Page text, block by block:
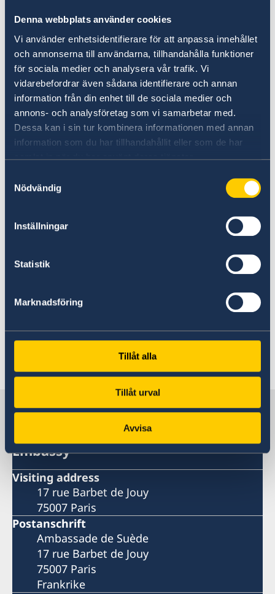
Denna webbplats använder cookies
Vi använder enhetsidentifierare för att anpassa innehållet
och annonserna till användarna, tillhandahålla funktioner
för sociala medier och analysera vår trafik. Vi
vidarebefordrar även sådana identifierare och annan
information från din enhet till de sociala medier och
annons- och analysföretag som vi samarbetar med.
Dessa kan i sin tur kombinera informationen med annan
information som du har tillhandahållit eller som de har
samlat in när du har använt deras tjänster.
Nödvändig
Inställningar
Statistik
Marknadsföring
Tillåt alla
Tillåt urval
Avvisa
– Begreppet innovation är helt centralt för oss
båda och för våra länders näringsliv. Det är
därför både naturligt och glädjande att vi nu
fördjupar partnerskapet inom tre nya områden:
kärnkraft, skog och säkerhet, säger
statsminister Ulf Kristersson.
Sverige och Frankrike signerade det första
fördjupats på senare år. Frankrike är den
största mottagaren av svenska investeringar i
Europa. Omkring 600 svenska företag finns i
dag etablerade i Frankrike och tillsammans
Innovationspartnerskapet ärCarl Rosén.
Letzte Aktualisierung 29 Jan. 2025, 16.21
Sweden in France
Embassy
Visiting address
17 rue Barbet de Jouy
75007 Paris
Postanschrift
Ambassade de Suède
17 rue Barbet de Jouy
75007 Paris
Frankrike